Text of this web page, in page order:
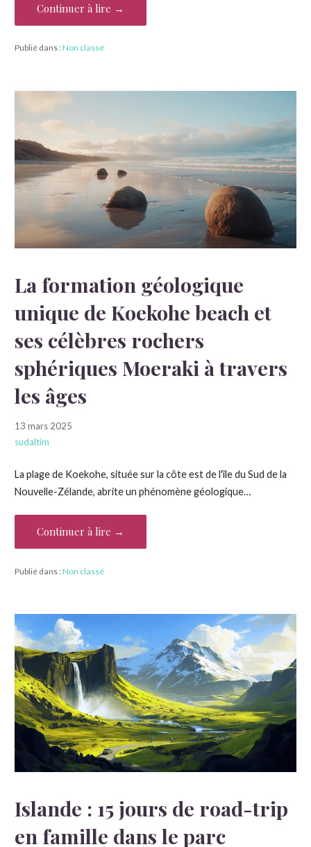
Continuer à lire →
Publié dans :Non classé
La formation géologique
unique de Koekohe beach et
ses célèbres rochers
sphériques Moeraki à travers
les âges
13 mars 2025
sudaltim
La plage de Koekohe, située sur la côte est de l'île du Sud de la
Nouvelle-Zélande, abrite un phénomène géologique…
Continuer à lire →
Publié dans :Non classé
Islande : 15 jours de road-trip
en famille dans le parc